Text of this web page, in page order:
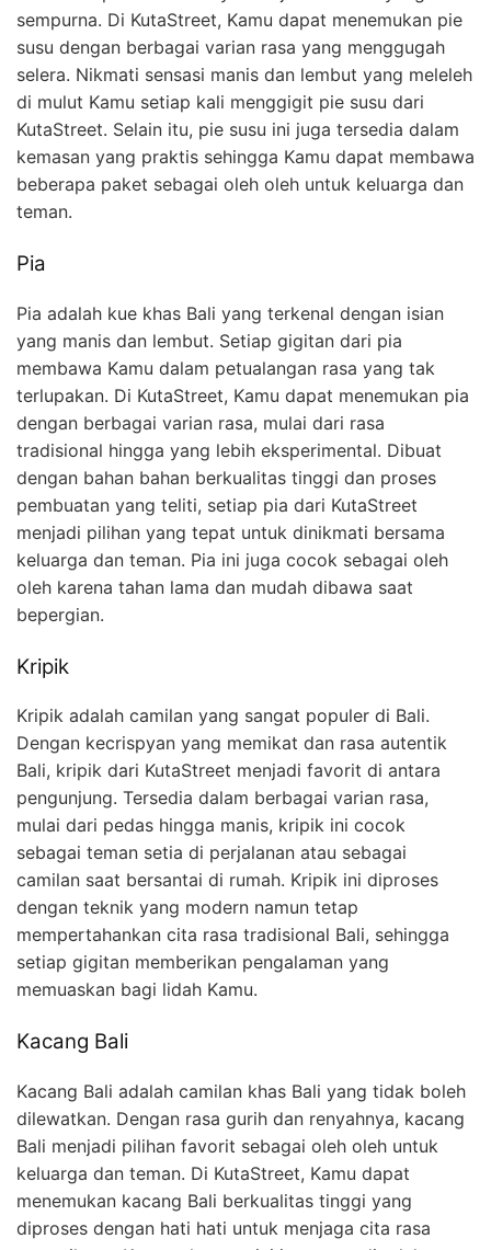
sempurna. Di KutaStreet, Kamu dapat menemukan pie
susu dengan berbagai varian rasa yang menggugah
selera. Nikmati sensasi manis dan lembut yang meleleh
di mulut Kamu setiap kali menggigit pie susu dari
KutaStreet. Selain itu, pie susu ini juga tersedia dalam
kemasan yang praktis sehingga Kamu dapat membawa
beberapa paket sebagai oleh oleh untuk keluarga dan
teman.
Pia
Pia adalah kue khas Bali yang terkenal dengan isian
yang manis dan lembut. Setiap gigitan dari pia
membawa Kamu dalam petualangan rasa yang tak
terlupakan. Di KutaStreet, Kamu dapat menemukan pia
dengan berbagai varian rasa, mulai dari rasa
tradisional hingga yang lebih eksperimental. Dibuat
dengan bahan bahan berkualitas tinggi dan proses
pembuatan yang teliti, setiap pia dari KutaStreet
menjadi pilihan yang tepat untuk dinikmati bersama
keluarga dan teman. Pia ini juga cocok sebagai oleh
oleh karena tahan lama dan mudah dibawa saat
bepergian.
Kripik
Kripik adalah camilan yang sangat populer di Bali.
Dengan kecrispyan yang memikat dan rasa autentik
Bali, kripik dari KutaStreet menjadi favorit di antara
pengunjung. Tersedia dalam berbagai varian rasa,
mulai dari pedas hingga manis, kripik ini cocok
sebagai teman setia di perjalanan atau sebagai
camilan saat bersantai di rumah. Kripik ini diproses
dengan teknik yang modern namun tetap
mempertahankan cita rasa tradisional Bali, sehingga
setiap gigitan memberikan pengalaman yang
memuaskan bagi lidah Kamu.
Kacang Bali
Kacang Bali adalah camilan khas Bali yang tidak boleh
dilewatkan. Dengan rasa gurih dan renyahnya, kacang
Bali menjadi pilihan favorit sebagai oleh oleh untuk
keluarga dan teman. Di KutaStreet, Kamu dapat
menemukan kacang Bali berkualitas tinggi yang
diproses dengan hati hati untuk menjaga cita rasa